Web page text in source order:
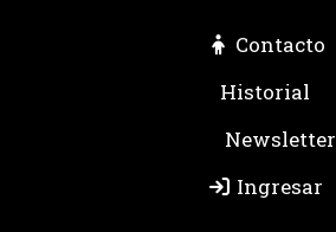
Contacto
Historial
Newsletter
Ingresar